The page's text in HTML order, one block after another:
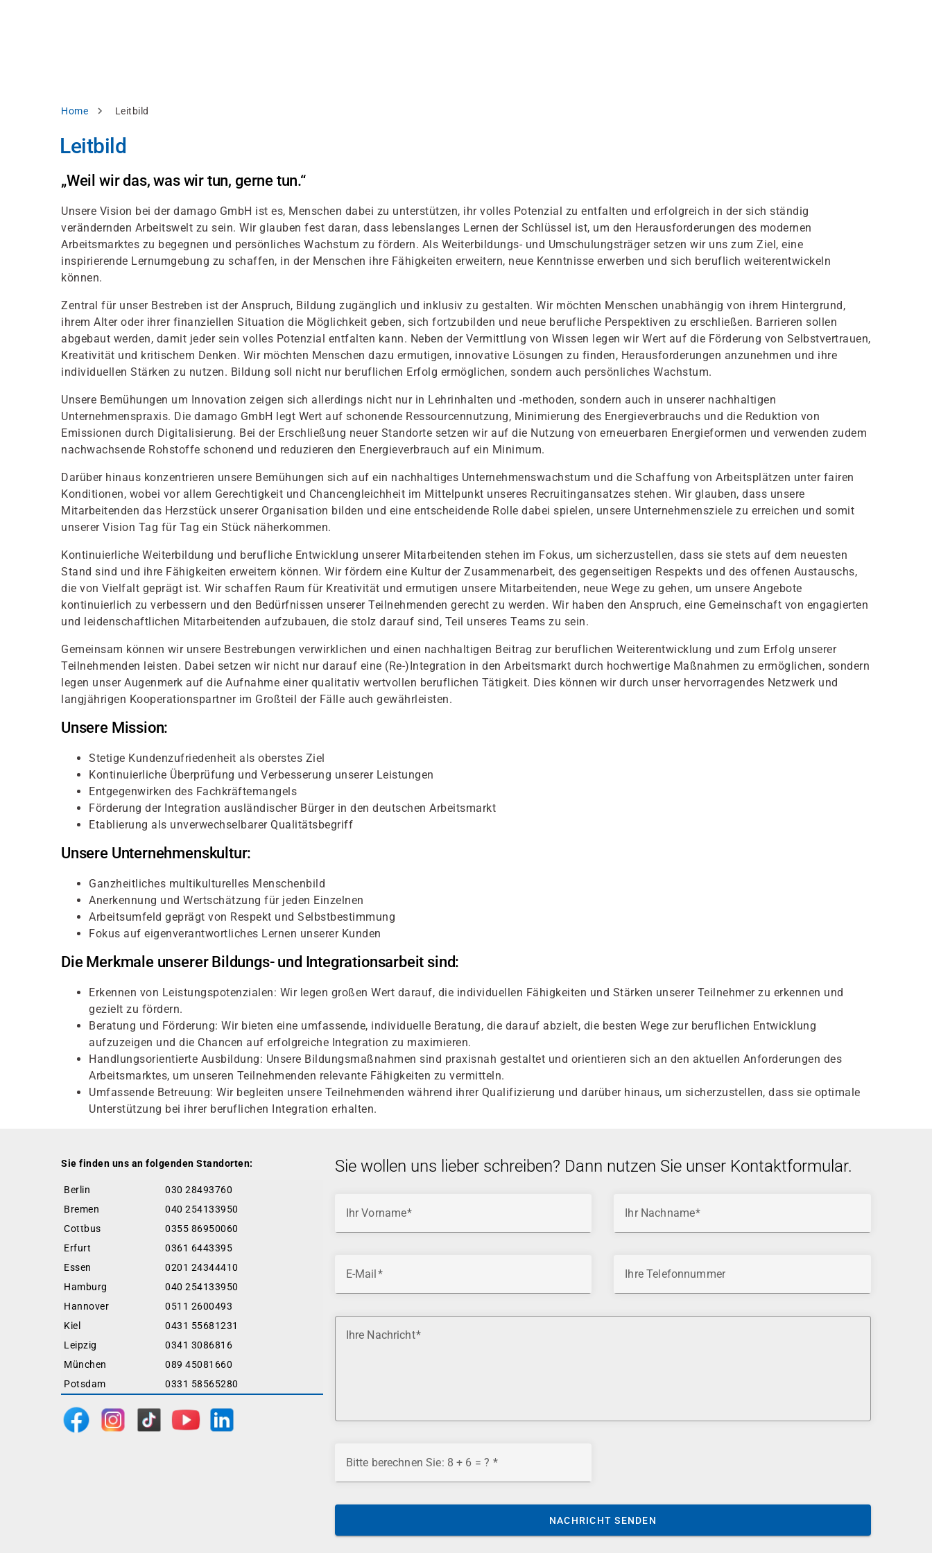
Pfadnavigation
Home Leitbild
Leitbild
„Weil wir das, was wir tun, gerne tun.“
Unsere Vision bei der damago GmbH ist es, Menschen dabei zu unterstützen, ihr volles Potenzial zu entfalten und erfolgreich in der sich ständig
verändernden Arbeitswelt zu sein. Wir glauben fest daran, dass lebenslanges Lernen der Schlüssel ist, um den Herausforderungen des modernen
Arbeitsmarktes zu begegnen und persönliches Wachstum zu fördern. Als Weiterbildungs- und Umschulungsträger setzen wir uns zum Ziel, eine
inspirierende Lernumgebung zu schaffen, in der Menschen ihre Fähigkeiten erweitern, neue Kenntnisse erwerben und sich beruflich weiterentwickeln
können.
Zentral für unser Bestreben ist der Anspruch, Bildung zugänglich und inklusiv zu gestalten. Wir möchten Menschen unabhängig von ihrem Hintergrund,
ihrem Alter oder ihrer finanziellen Situation die Möglichkeit geben, sich fortzubilden und neue berufliche Perspektiven zu erschließen. Barrieren sollen
abgebaut werden, damit jeder sein volles Potenzial entfalten kann. Neben der Vermittlung von Wissen legen wir Wert auf die Förderung von Selbstvertrauen,
Kreativität und kritischem Denken. Wir möchten Menschen dazu ermutigen, innovative Lösungen zu finden, Herausforderungen anzunehmen und ihre
individuellen Stärken zu nutzen. Bildung soll nicht nur beruflichen Erfolg ermöglichen, sondern auch persönliches Wachstum.
Unsere Bemühungen um Innovation zeigen sich allerdings nicht nur in Lehrinhalten und -methoden, sondern auch in unserer nachhaltigen
Unternehmenspraxis. Die damago GmbH legt Wert auf schonende Ressourcennutzung, Minimierung des Energieverbrauchs und die Reduktion von
Emissionen durch Digitalisierung. Bei der Erschließung neuer Standorte setzen wir auf die Nutzung von erneuerbaren Energieformen und verwenden zudem
nachwachsende Rohstoffe schonend und reduzieren den Energieverbrauch auf ein Minimum.
Darüber hinaus konzentrieren unsere Bemühungen sich auf ein nachhaltiges Unternehmenswachstum und die Schaffung von Arbeitsplätzen unter fairen
Konditionen, wobei vor allem Gerechtigkeit und Chancengleichheit im Mittelpunkt unseres Recruitingansatzes stehen. Wir glauben, dass unsere
Mitarbeitenden das Herzstück unserer Organisation bilden und eine entscheidende Rolle dabei spielen, unsere Unternehmensziele zu erreichen und somit
unserer Vision Tag für Tag ein Stück näherkommen.
Kontinuierliche Weiterbildung und berufliche Entwicklung unserer Mitarbeitenden stehen im Fokus, um sicherzustellen, dass sie stets auf dem neuesten
Stand sind und ihre Fähigkeiten erweitern können. Wir fördern eine Kultur der Zusammenarbeit, des gegenseitigen Respekts und des offenen Austauschs,
die von Vielfalt geprägt ist. Wir schaffen Raum für Kreativität und ermutigen unsere Mitarbeitenden, neue Wege zu gehen, um unsere Angebote
kontinuierlich zu verbessern und den Bedürfnissen unserer Teilnehmenden gerecht zu werden. Wir haben den Anspruch, eine Gemeinschaft von engagierten
und leidenschaftlichen Mitarbeitenden aufzubauen, die stolz darauf sind, Teil unseres Teams zu sein.
Gemeinsam können wir unsere Bestrebungen verwirklichen und einen nachhaltigen Beitrag zur beruflichen Weiterentwicklung und zum Erfolg unserer
Teilnehmenden leisten. Dabei setzen wir nicht nur darauf eine (Re-)Integration in den Arbeitsmarkt durch hochwertige Maßnahmen zu ermöglichen, sondern
legen unser Augenmerk auf die Aufnahme einer qualitativ wertvollen beruflichen Tätigkeit. Dies können wir durch unser hervorragendes Netzwerk und
langjährigen Kooperationspartner im Großteil der Fälle auch gewährleisten.
Unsere Mission:
Stetige Kundenzufriedenheit als oberstes Ziel
Kontinuierliche Überprüfung und Verbesserung unserer Leistungen
Entgegenwirken des Fachkräftemangels
Förderung der Integration ausländischer Bürger in den deutschen Arbeitsmarkt
Etablierung als unverwechselbarer Qualitätsbegriff
Unsere Unternehmenskultur:
Ganzheitliches multikulturelles Menschenbild
Anerkennung und Wertschätzung für jeden Einzelnen
Arbeitsumfeld geprägt von Respekt und Selbstbestimmung
Fokus auf eigenverantwortliches Lernen unserer Kunden
Die Merkmale unserer Bildungs- und Integrationsarbeit sind:
Erkennen von Leistungspotenzialen: Wir legen großen Wert darauf, die individuellen Fähigkeiten und Stärken unserer Teilnehmer zu erkennen und
gezielt zu fördern.
Beratung und Förderung: Wir bieten eine umfassende, individuelle Beratung, die darauf abzielt, die besten Wege zur beruflichen Entwicklung
aufzuzeigen und die Chancen auf erfolgreiche Integration zu maximieren.
Handlungsorientierte Ausbildung: Unsere Bildungsmaßnahmen sind praxisnah gestaltet und orientieren sich an den aktuellen Anforderungen des
Arbeitsmarktes, um unseren Teilnehmenden relevante Fähigkeiten zu vermitteln.
Umfassende Betreuung: Wir begleiten unsere Teilnehmenden während ihrer Qualifizierung und darüber hinaus, um sicherzustellen, dass sie optimale
Unterstützung bei ihrer beruflichen Integration erhalten.
Sie finden uns an folgenden Standorten:
Berlin
030 28493760
Bremen
040 254133950
Cottbus
0355 86950060
Erfurt
0361 6443395
Essen
0201 24344410
Hamburg
040 254133950
Hannover
0511 2600493
Kiel
0431 55681231
Leipzig
0341 3086816
München
089 45081660
Potsdam
0331 58565280
Sie wollen uns lieber schreiben? Dann nutzen Sie unser Kontaktformular.
Ihr Vorname Ihr Nachname
E-Mail Ihre Telefonnummer
Ihre Nachricht
Bitte berechnen Sie: 8 + 6 = ?
NACHRICHT SENDEN
Datenschutzhinweis